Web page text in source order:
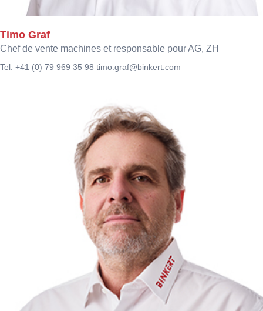
Timo Graf
Chef de vente machines et responsable pour AG, ZH
Tel. +41 (0) 79 969 35 98 timo.graf@binkert.com